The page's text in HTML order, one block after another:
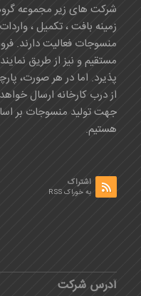
شرکت های زیر مجموعه گروه
زمینه بافت ، تکمیل ،
منسوجات فعالیت دارند.
مستقیم و نیز از طریق
پذیرد. اما در هر صورت،
از درب کارخانه ارسال
جهت تولید منسوجات بر
هستیم.
اشتراک
به خوراک RSS
آدرس شرکت